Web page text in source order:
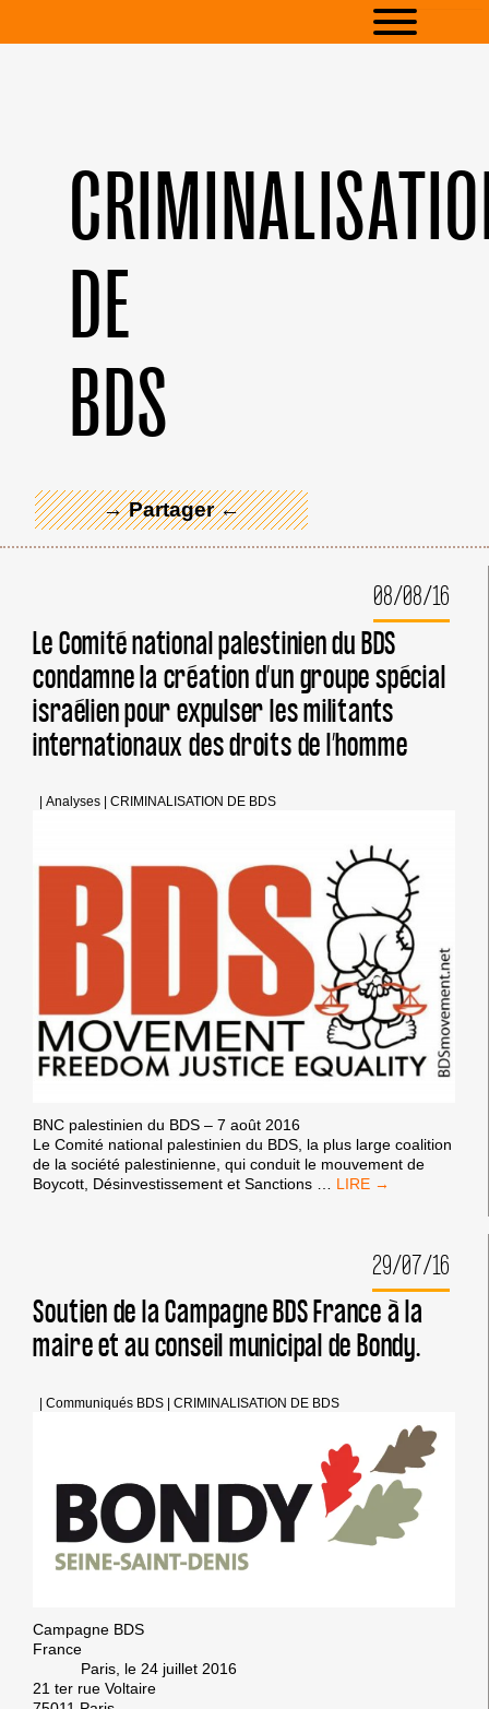
DE
BDS
→ Partager ←
← Merci ! →
08/08/16
Le Comité national palestinien du BDS
condamne la création d’un groupe spécial
israélien pour expulser les militants
internationaux des droits de l’homme
|Analyses |CRIMINALISATION DE BDS
BNC palestinien du BDS – 7 août 2016
Le Comité national palestinien du BDS, la plus large coalition
de la société palestinienne, qui conduit le mouvement de
Boycott, Désinvestissement et Sanctions
LE
CONDAMNE
LA
CRÉATION
D’UN
SPÉCIAL
EXPULSER
LES
MILITANTS
INTERNATIONAUX
DES
29/07/16
Soutien de la Campagne BDS France à la
maire et au conseil municipal de Bondy.
|Communiqués BDS |CRIMINALISATION DE BDS
Campagne BDS
France
Paris, le 24 juillet 2016
21 ter rue Voltaire